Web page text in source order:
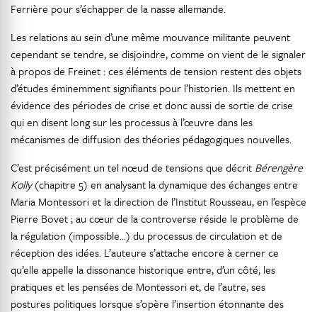
Ferrière pour s’échapper de la nasse allemande.
Les relations au sein d’une même mouvance militante peuvent
cependant se tendre, se disjoindre, comme on vient de le signaler
à propos de Freinet : ces éléments de tension restent des objets
d’études éminemment signifiants pour l’historien. Ils mettent en
évidence des périodes de crise et donc aussi de sortie de crise
qui en disent long sur les processus à l’œuvre dans les
mécanismes de diffusion des théories pédagogiques nouvelles.
C’est précisément un tel nœud de tensions que décrit Bérengère
Kolly(chapitre 5) en analysant la dynamique des échanges entre
Maria Montessori et la direction de l’Institut Rousseau, en l’espèce
Pierre Bovet ; au cœur de la controverse réside le problème de
la régulation (impossible…) du processus de circulation et de
réception des idées. L’auteure s’attache encore à cerner ce
qu’elle appelle la dissonance historique entre, d’un côté, les
pratiques et les pensées de Montessori et, de l’autre, ses
postures politiques lorsque s’opère l’insertion étonnante des